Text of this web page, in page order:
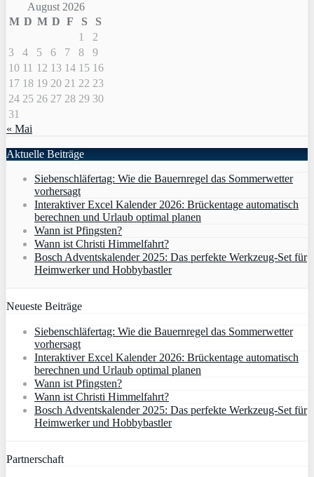
August 2026
M D M D F S
S
1
2
3
4 5 6 7 8
9
10 11 12 13 14 15 16
17 18 19 20 21 22 23
24 25 26 27 28 29 30
31
« Mai
Aktuelle Beiträge
Siebenschläfertag: Wie die Bauernregel das Sommerwetter
vorhersagt
Interaktiver Excel Kalender 2026: Brückentage automatisch
berechnen und Urlaub optimal planen
Wann ist Pfingsten?
Wann ist Christi Himmelfahrt?
Bosch Adventskalender 2025: Das perfekte Werkzeug-Set für
Heimwerker und Hobbybastler
Neueste Beiträge
Siebenschläfertag: Wie die Bauernregel das Sommerwetter
vorhersagt
Interaktiver Excel Kalender 2026: Brückentage automatisch
berechnen und Urlaub optimal planen
Wann ist Pfingsten?
Wann ist Christi Himmelfahrt?
Bosch Adventskalender 2025: Das perfekte Werkzeug-Set für
Heimwerker und Hobbybastler
Partnerschaft